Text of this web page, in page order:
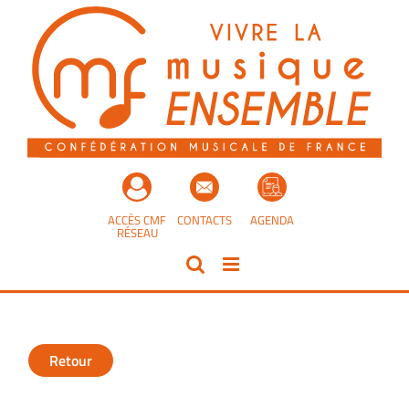
contenu
AGENDA
CONTACTS
ACCÈS CMF
RÉSEAU
Retour